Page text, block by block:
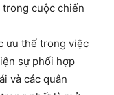
trong cuộc chiến
ưu thế trong việc
sự phối hợp
và các quân